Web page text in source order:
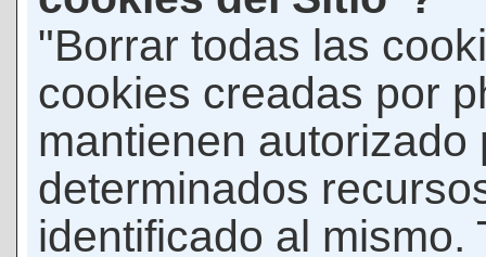
"Borrar todas las
cookies creadas por
mantienen autorizado
determinados
identificado al mismo.